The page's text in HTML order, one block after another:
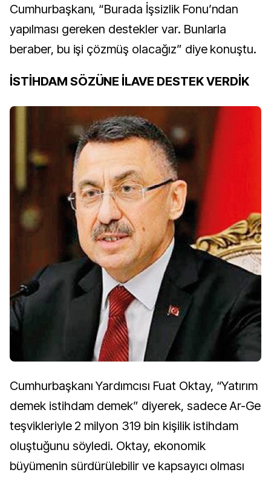
Cumhurbaşkanı, “Burada İşsizlik Fonu’ndan
yapılması gereken destekler var. Bunlarla
beraber, bu işi çözmüş olacağız” diye konuştu.
İSTİHDAM SÖZÜNE İLAVE DESTEK VERDİK
Cumhurbaşkanı Yardımcısı Fuat Oktay, “Yatırım
demek istihdam demek” diyerek, sadece Ar-Ge
teşvikleriyle 2 milyon 319 bin kişilik istihdam
oluştuğunu söyledi. Oktay, ekonomik
büyümenin sürdürülebilir ve kapsayıcı olması